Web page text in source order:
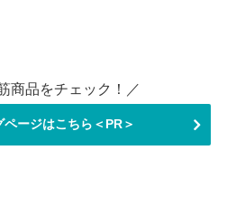
商品をチェック！／
ージはこちら＜PR＞